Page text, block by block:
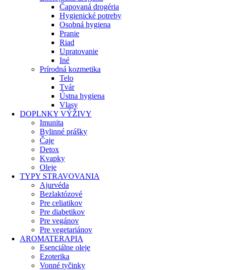
Čapovaná drogéria
Hygienické potreby
Osobná hygiena
Pranie
Riad
Upratovanie
Iné
Prírodná kozmetika
Telo
Tvár
Ústna hygiena
Vlasy
DOPLNKY VÝŽIVY
Imunita
Bylinné prášky
Čaje
Detox
Kvapky
Oleje
TYPY STRAVOVANIA
Ajurvéda
Bezlaktózové
Pre celiatikov
Pre diabetikov
Pre vegánov
Pre vegetariánov
AROMATERAPIA
Esenciálne oleje
Ezoterika
Vonné tyčinky